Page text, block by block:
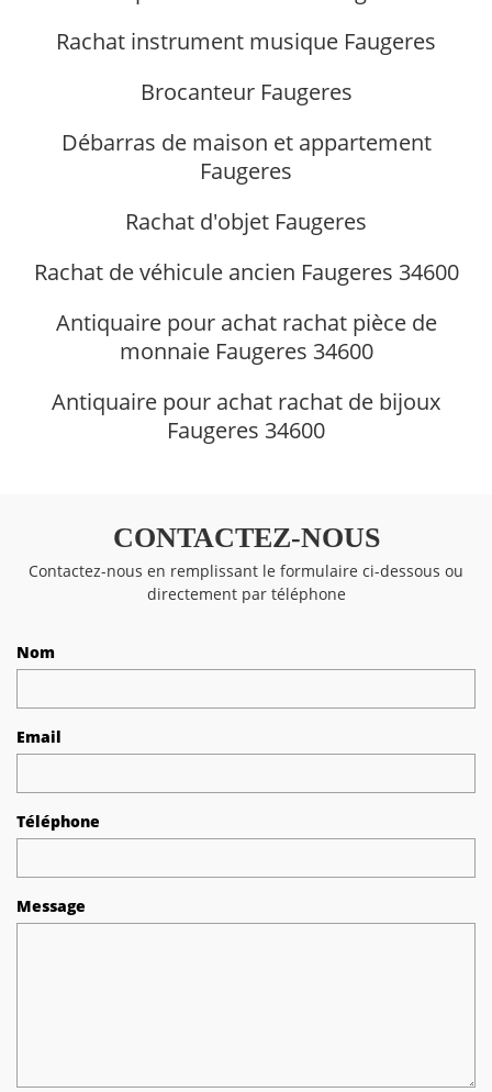
Rachat instrument musique Faugeres
Brocanteur Faugeres
Débarras de maison et appartement
Faugeres
Rachat d'objet Faugeres
Rachat de véhicule ancien Faugeres 34600
Antiquaire pour achat rachat pièce de
monnaie Faugeres 34600
Antiquaire pour achat rachat de bijoux
Faugeres 34600
CONTACTEZ-NOUS
Contactez-nous en remplissant le formulaire ci-dessous ou
directement par téléphone
Nom
Email
Téléphone
Message